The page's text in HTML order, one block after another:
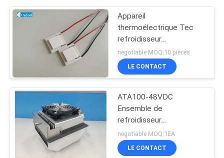
Appareil
thermoélectrique Tec
refroidisseur
thermoélectrique Peltier
appliqué dans le mini
réfrigérateur
negotiable MOQ:10 pièces
LE CONTACT
ATA100-48VDC
Ensemble de
refroidisseur
thermoélectrique d'air à
air
negotiable MOQ:1EA
LE CONTACT